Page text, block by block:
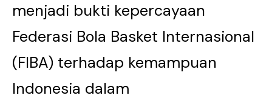
menjadi bukti kepercayaan
Federasi Bola Basket Internasional
(FIBA) terhadap kemampuan
Indonesia dalam